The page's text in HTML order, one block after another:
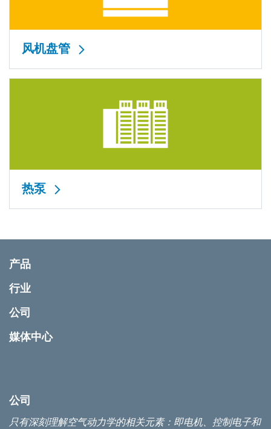
风机盘管
热泵
产品
行业
公司
媒体中心
公司
只有深刻理解空气动力学的相关元素：即电机、控制电子和